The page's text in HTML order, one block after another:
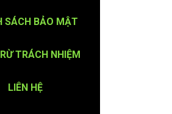
SÁCH BẢO MẬT
TRÁCH NHIỆM
LIÊN HỆ